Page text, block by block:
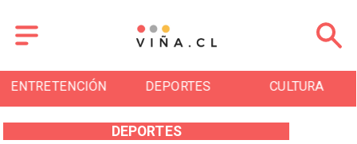
ENTRETENCIÓN DEPORTES CULTURA
DEPORTES